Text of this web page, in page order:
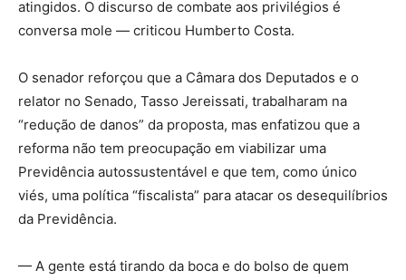
atingidos. O discurso de combate aos privilégios é
conversa mole — criticou Humberto Costa.
O senador reforçou que a Câmara dos Deputados e o
relator no Senado, Tasso Jereissati, trabalharam na
“redução de danos” da proposta, mas enfatizou que a
reforma não tem preocupação em viabilizar uma
Previdência autossustentável e que tem, como único
viés, uma política “fiscalista” para atacar os desequilíbrios
da Previdência.
— A gente está tirando da boca e do bolso de quem